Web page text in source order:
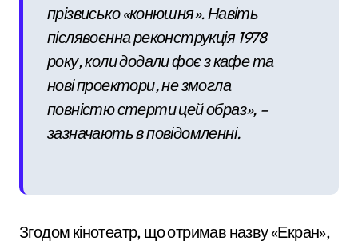
прізвисько «конюшня». Навіть
післявоєнна реконструкція 1978
року, коли додали фоє з кафе та
нові проектори, не змогла
повністю стерти цей образ», –
зазначають в повідомленні.
Згодом кінотеатр, що отримав назву «Екран»,